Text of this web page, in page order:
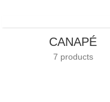
CANAPÉ
7 products